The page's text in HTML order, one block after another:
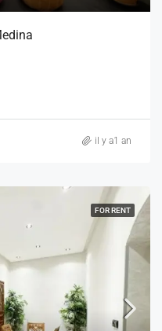
il y a1 an
FOR RENT